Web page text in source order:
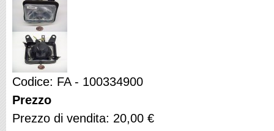
Codice: FA - 100334900
Prezzo
Prezzo di vendita: 20,00 €